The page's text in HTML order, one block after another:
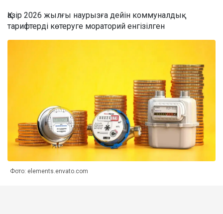
Қазір 2026 жылғы наурызға дейін коммуналдық
тарифтерді көтеруге мораторий енгізілген
Фото: elements.envato.com